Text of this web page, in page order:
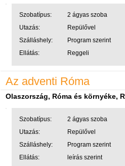
Szobatípus:
2 ágyas szoba
Utazás:
Repülővel
Szálláshely:
Program szerint
Ellátás:
Reggeli
Az adventi Róma
Olaszország, Róma és környéke,
Szobatípus:
2 ágyas szoba
Utazás:
Repülővel
Szálláshely:
Program szerint
Ellátás:
leírás szerint